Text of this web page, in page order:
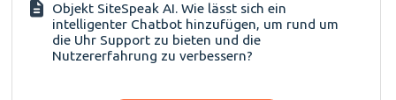
Objekt SiteSpeak AI. Wie lässt sich ein
intelligenter Chatbot hinzufügen, um rund um
die Uhr Support zu bieten und die
Nutzererfahrung zu verbessern?